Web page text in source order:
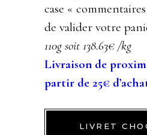
case «
de valider votre
110g soit 138.63€ /kg
Livraison de
partir de 25€
LIVRET